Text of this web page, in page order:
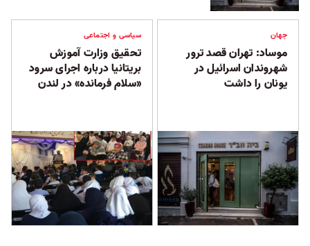
جهان
موساد: تهران قصد ترور
شهروندان اسرائیل در
یونان را داشت
سیاسی و اجتماعی
تحقیق وزارت آموزش
بریتانیا درباره اجرای سرود
«سلام فرمانده» در لندن